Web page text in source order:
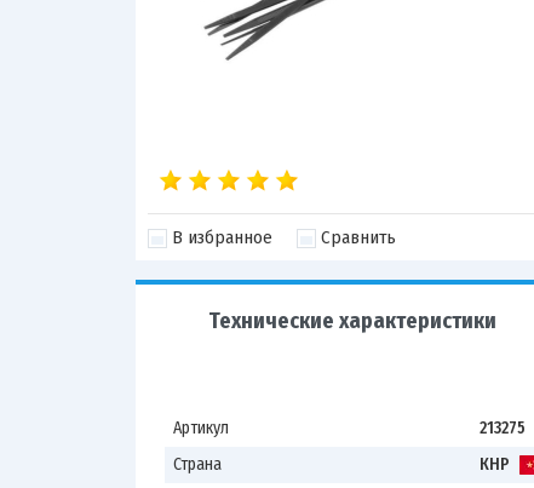
В избранное Сравнить
Технические характеристики
Артикул
213275
Страна
КНР